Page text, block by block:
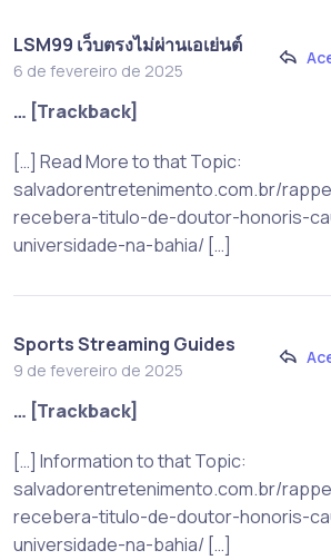
LSM99 เว็บตรงไม่ผ่านเอเย่นต์
6 de fevereiro de 2025
… [Trackback]
[…] Read More to that Topic:
salvadorentretenimento.com.br/
recebera-titulo-de-doutor-honoris-
universidade-na-bahia/ […]
Sports Streaming Guides
9 de fevereiro de 2025
… [Trackback]
[…] Information to that Topic:
salvadorentretenimento.com.br/
recebera-titulo-de-doutor-honoris-
universidade-na-bahia/ […]